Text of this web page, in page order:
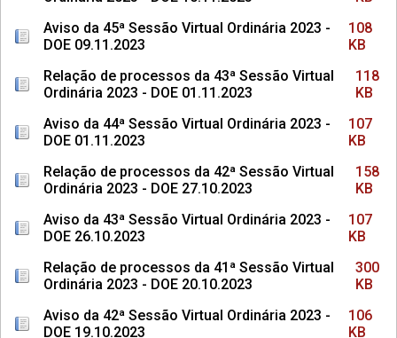
Aviso da 45ª Sessão Virtual Ordinária 2023 -
DOE 09.11.2023
108
KB
Relação de processos da 43ª Sessão Virtual
Ordinária 2023 - DOE 01.11.2023
118
KB
Aviso da 44ª Sessão Virtual Ordinária 2023 -
DOE 01.11.2023
107
KB
Relação de processos da 42ª Sessão Virtual
Ordinária 2023 - DOE 27.10.2023
158
KB
Aviso da 43ª Sessão Virtual Ordinária 2023 -
DOE 26.10.2023
107
KB
Relação de processos da 41ª Sessão Virtual
Ordinária 2023 - DOE 20.10.2023
300
KB
Aviso da 42ª Sessão Virtual Ordinária 2023 -
DOE 19.10.2023
106
KB